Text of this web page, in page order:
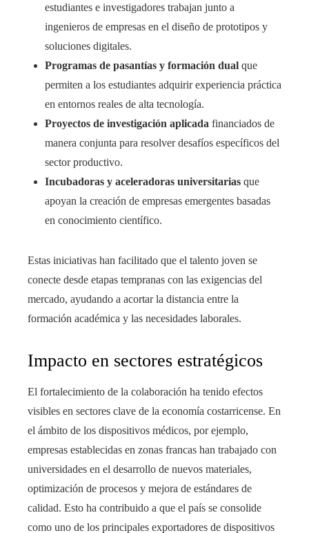
estudiantes e investigadores trabajan junto a
ingenieros de empresas en el diseño de prototipos y
soluciones digitales.
Programas de pasantías y formación dual que
permiten a los estudiantes adquirir experiencia práctica
en entornos reales de alta tecnología.
Proyectos de investigación aplicada financiados de
manera conjunta para resolver desafíos específicos del
sector productivo.
Incubadoras y aceleradoras universitarias que
apoyan la creación de empresas emergentes basadas
en conocimiento científico.
Estas iniciativas han facilitado que el talento joven se
conecte desde etapas tempranas con las exigencias del
mercado, ayudando a acortar la distancia entre la
formación académica y las necesidades laborales.
Impacto en sectores estratégicos
El fortalecimiento de la colaboración ha tenido efectos
visibles en sectores clave de la economía costarricense. En
el ámbito de los dispositivos médicos, por ejemplo,
empresas establecidas en zonas francas han trabajado con
universidades en el desarrollo de nuevos materiales,
optimización de procesos y mejora de estándares de
calidad. Esto ha contribuido a que el país se consolide
como uno de los principales exportadores de dispositivos